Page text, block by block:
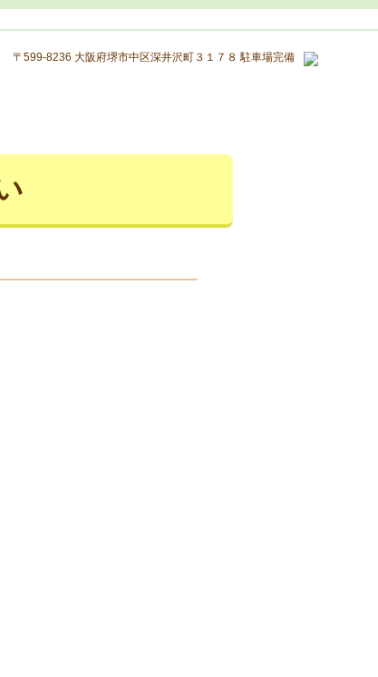
〒599-8236 大阪府堺市中区深井沢町３１７８ 駐車場完備